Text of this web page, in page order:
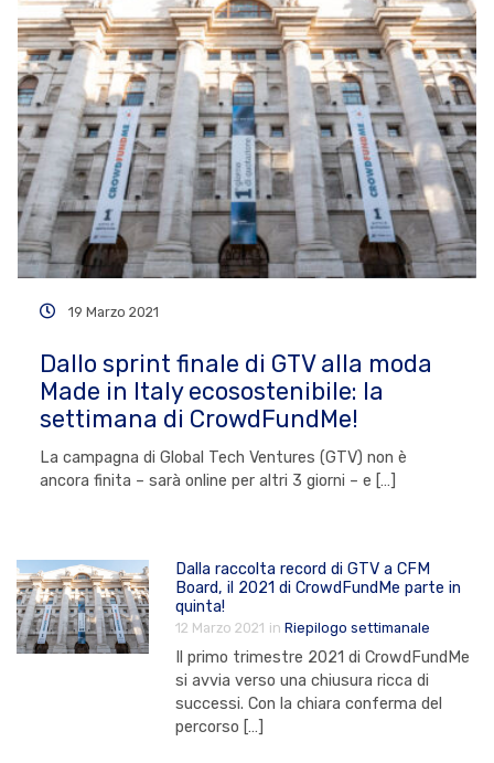
19 Marzo 2021
Dallo sprint finale di GTV alla moda
Made in Italy ecosostenibile: la
settimana di CrowdFundMe!
La campagna di Global Tech Ventures (GTV) non è
ancora finita – sarà online per altri 3 giorni – e […]
Dalla raccolta record di GTV a CFM
Board, il 2021 di CrowdFundMe parte in
quinta!
12 Marzo 2021 in Riepilogo settimanale
Il primo trimestre 2021 di CrowdFundMe
si avvia verso una chiusura ricca di
successi. Con la chiara conferma del
percorso […]